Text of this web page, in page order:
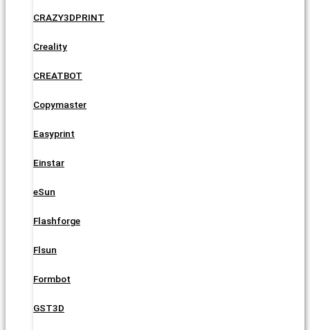
CRAZY3DPRINT
Creality
CREATBOT
Copymaster
Easyprint
Einstar
eSun
Flashforge
Flsun
Formbot
GST3D